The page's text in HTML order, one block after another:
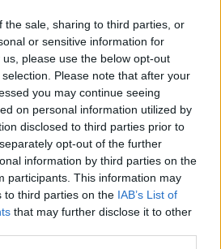
the sale, sharing to third parties, or
or sensitive information for
please use the below opt-out
Please note that after your
you may continue seeing
on personal information utilized by
disclosed to third parties prior to
opt-out of the further
information by third parties on the
participants. This information may
to third parties on the IAB’s List of
that may further disclose it to other
–
Σαουδική
Πακιστάν»
ΔΙΑΦΗΜΙΣΗ